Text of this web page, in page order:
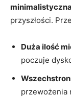
przyszłości.
Duża ⁢ilość
poczuje
przewożenia⁢